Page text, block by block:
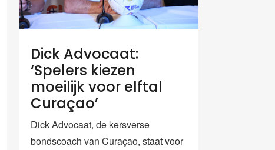
Dick Advocaat:
‘Spelers kiezen
moeilijk voor elftal
Curaçao’
Dick Advocaat, de kersverse
bondscoach van Curaçao, staat voor